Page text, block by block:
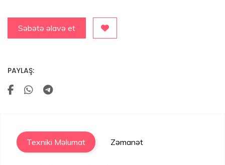
Səbətə əlavə et
PAYLAŞ:
Texniki Məlumat Zəmanət